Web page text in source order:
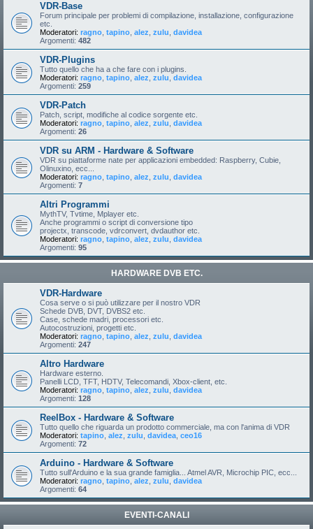
VDR-Base
Forum principale per problemi di compilazione, installazione, configurazione
etc.
Moderatori: ragno tapino alez zulu davidea
Argomenti: 482
VDR-Plugins
Tutto quello che ha a che fare con i plugins.
Moderatori: ragno tapino alez zulu davidea
Argomenti: 259
VDR-Patch
Patch, script, modifiche al codice sorgente etc.
Moderatori: ragno tapino alez zulu davidea
Argomenti: 26
VDR su ARM - Hardware & Software
VDR su piattaforme nate per applicazioni embedded: Raspberry, Cubie,
Olinuxino, ecc...
Moderatori: ragno tapino alez zulu davidea
Argomenti: 7
Altri Programmi
MythTV, Tvtime, Mplayer etc.
Anche programmi o script di conversione tipo
projectx, transcode, vdrconvert, dvdauthor etc.
Moderatori: ragno tapino alez zulu davidea
Argomenti: 95
HARDWARE DVB ETC.
VDR-Hardware
Cosa serve o si può utilizzare per il nostro VDR
Schede DVB, DVT, DVBS2 etc.
Case, schede madri, processori etc.
Autocostruzioni, progetti etc.
Moderatori: ragno tapino alez zulu davidea
Argomenti: 247
Altro Hardware
Hardware esterno.
Panelli LCD, TFT, HDTV, Telecomandi, Xbox-client, etc.
Moderatori: ragno tapino alez zulu davidea
Argomenti: 128
ReelBox - Hardware & Software
Tutto quello che riguarda un prodotto commerciale, ma con l'anima di VDR
Moderatori: tapino alez zulu davidea ceo16
Argomenti: 72
Arduino - Hardware & Software
Tutto sull'Arduino e la sua grande famiglia... Atmel AVR, Microchip PIC, ecc...
Moderatori: ragno tapino alez zulu davidea
Argomenti: 64
EVENTI-CANALI